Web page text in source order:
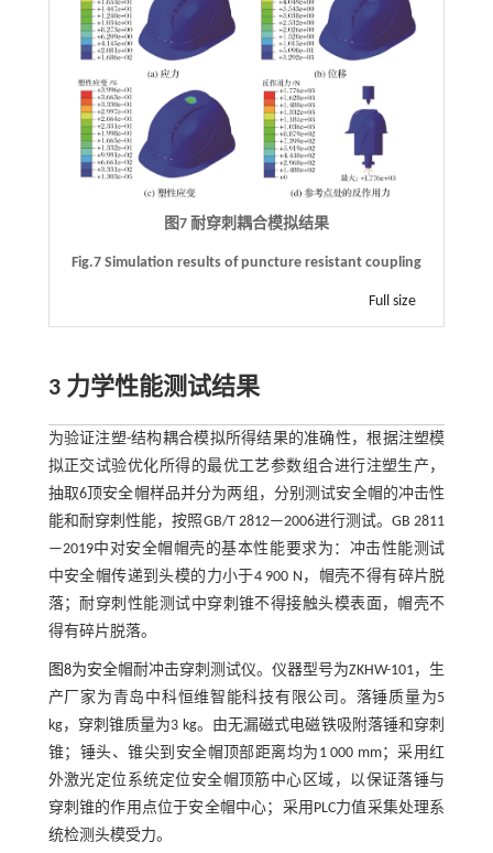
图7 耐穿刺耦合模拟结果
Fig.7 Simulation results of puncture resistant coupling
Full size
3 力学性能测试结果
为验证注塑-结构耦合模拟所得结果的准确性，根据注塑模
拟正交试验优化所得的最优工艺参数组合进行注塑生产，
抽取6顶安全帽样品并分为两组，分别测试安全帽的冲击性
能和耐穿刺性能，按照GB/T 2812—2006进行测试。GB 2811
—2019中对安全帽帽壳的基本性能要求为：冲击性能测试
中安全帽传递到头模的力小于4 900 N，帽壳不得有碎片脱
落；耐穿刺性能测试中穿刺锥不得接触头模表面，帽壳不
得有碎片脱落。
图8为安全帽耐冲击穿刺测试仪。仪器型号为ZKHW-101，生
产厂家为青岛中科恒维智能科技有限公司。落锤质量为5
kg，穿刺锥质量为3 kg。由无漏磁式电磁铁吸附落锤和穿刺
锥；锤头、锥尖到安全帽顶部距离均为1 000 mm；采用红
外激光定位系统定位安全帽顶筋中心区域，以保证落锤与
穿刺锥的作用点位于安全帽中心；采用PLC力值采集处理系
统检测头模受力。